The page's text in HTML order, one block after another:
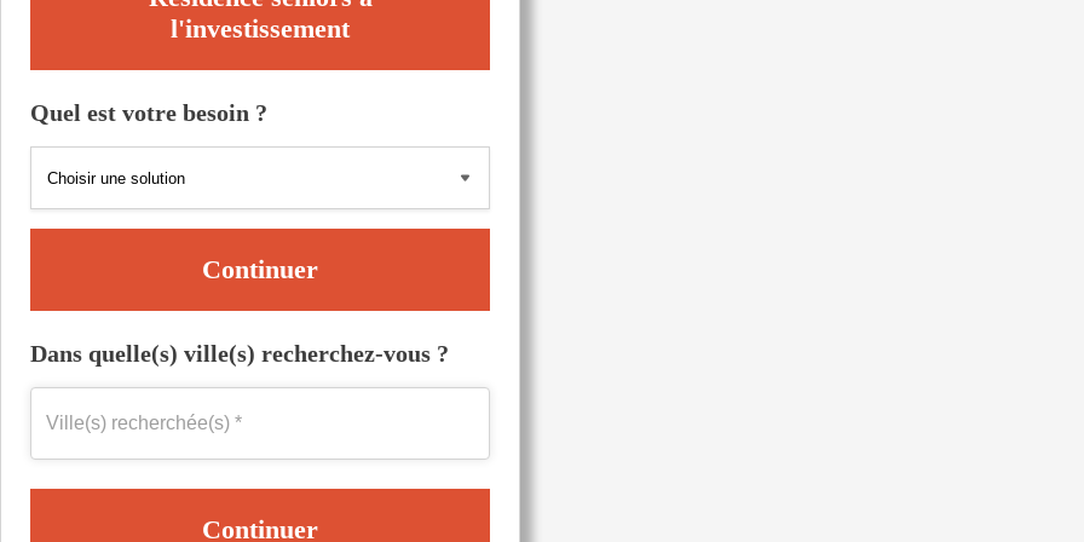
l'investissement
Quel est votre besoin ?
Continuer
Dans quelle(s) ville(s) recherchez-vous ?
Continuer